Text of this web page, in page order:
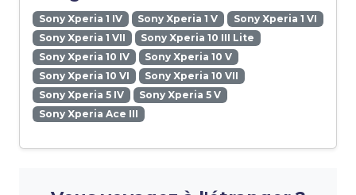
Sony Xperia 1 IV Sony Xperia 1 V
Sony Xperia 1 VI
Sony Xperia 1 VII
Sony Xperia 10 III Lite
Sony Xperia 10 IV
Sony Xperia 10 V
Sony Xperia 10 VI
Sony Xperia 10 VII
Sony Xperia 5 IV
Sony Xperia 5 V
Sony Xperia Ace III